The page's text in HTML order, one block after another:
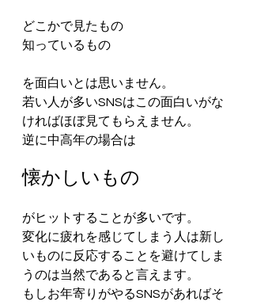
どこかで見たもの
知っているもの
を面白いとは思いません。
若い人が多いSNSはこの面白いがな
ければほぼ見てもらえません。
逆に中高年の場合は
懐かしいもの
がヒットすることが多いです。
変化に疲れを感じてしまう人は新し
いものに反応することを避けてしま
うのは当然であると言えます。
もしお年寄りがやるSNSがあればそ